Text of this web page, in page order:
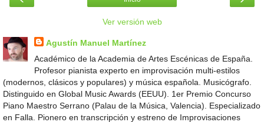
Ver versión web
Agustín Manuel Martínez
Académico de la Academia de Artes Escénicas de España.
Profesor pianista experto en improvisación multi-estilos
(modernos, clásicos y populares) y música española. Musicógrafo.
Distinguido en Global Music Awards (EEUU). 1er Premio Concurso
Piano Maestro Serrano (Palau de la Música, Valencia). Especializado
en Falla. Pionero en transcripción y estreno de Improvisaciones